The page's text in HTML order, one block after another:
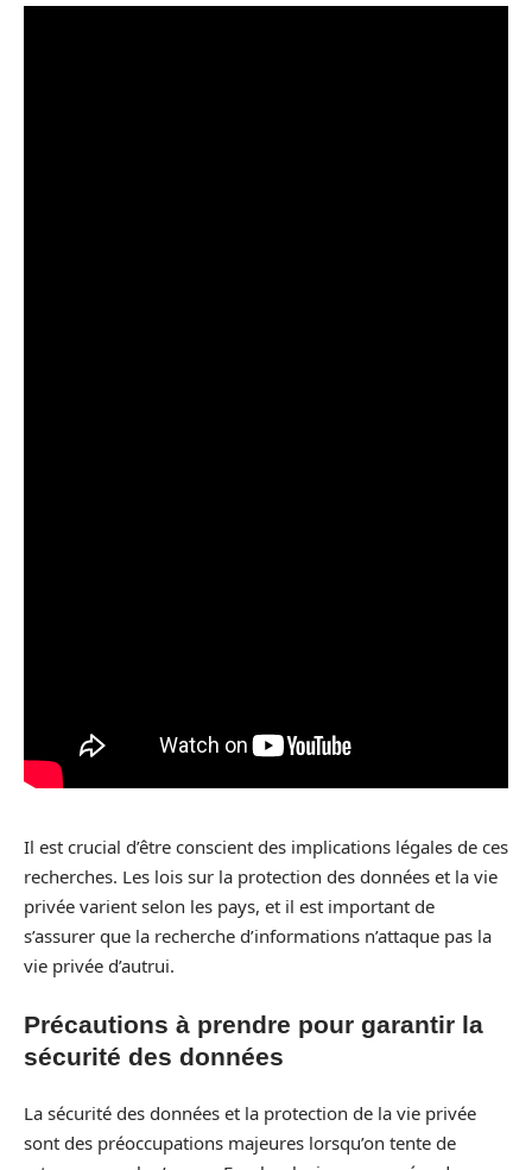
Il est crucial d’être conscient des implications légales de ces
recherches. Les lois sur la protection des données et la vie
privée varient selon les pays, et il est important de
s’assurer que la recherche d’informations n’attaque pas la
vie privée d’autrui.
Précautions à prendre pour garantir la
sécurité des données
La sécurité des données et la protection de la vie privée
sont des préoccupations majeures lorsqu’on tente de